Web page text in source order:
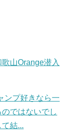
山Orange潜入
ンプ好きなら一
ではないでし
結...